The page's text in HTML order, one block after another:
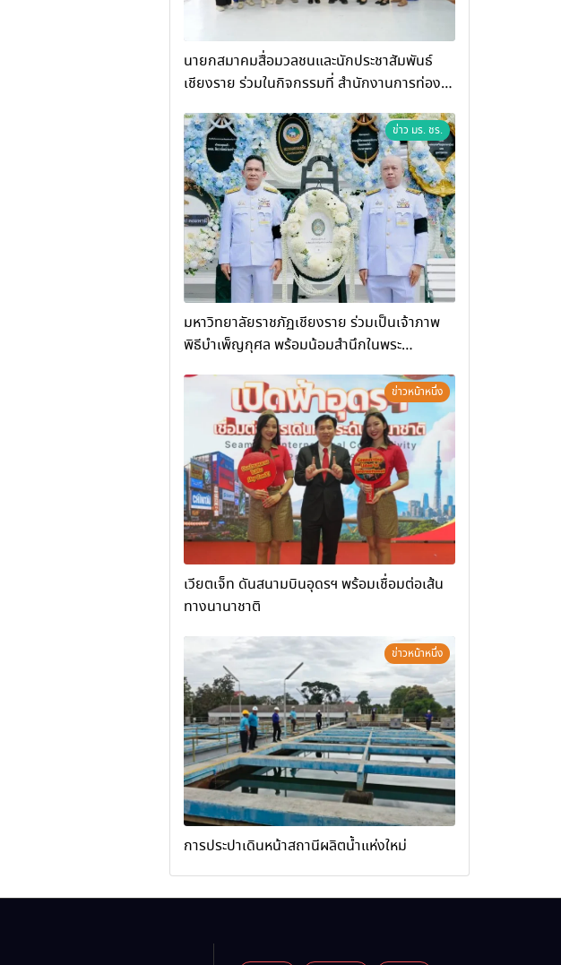
นายกสมาคมสื่อมวลชนและนักประชาสัมพันธ์
เชียงราย ร่วมในกิจกรรมที่ สำนักงานการท่อง
“การพัฒนาศักยภาพผู้ประกอบการและเครือข่าย
ธุรกิจ Wellness สู่การเติบโตอย่างยั่งยืน
(Chiang Rai Wellness Business
Academy)”
ข่าว มร. ชร.
มหาวิทยาลัยราชภัฏเชียงราย ร่วมเป็นเจ้าภาพ
พิธีบำเพ็ญกุศล พร้อมน้อมสำนึกในพระ
ข่าวหน้าหนึ่ง
เวียตเจ็ท ดันสนามบินอุดรฯ พร้อมเชื่อมต่อเส้น
ทางนานาชาติ
ข่าวหน้าหนึ่ง
การประปาเดินหน้าสถานีผลิตน้ำแห่งใหม่